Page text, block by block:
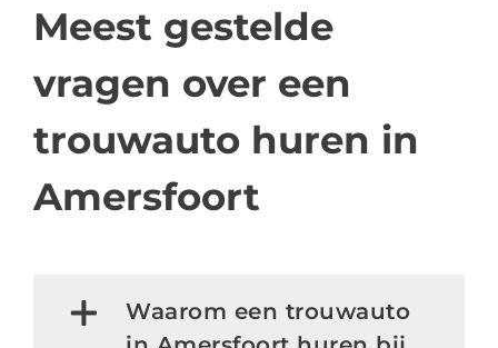
Meest gestelde
vragen over een
trouwauto huren in
Amersfoort
Waarom een trouwauto